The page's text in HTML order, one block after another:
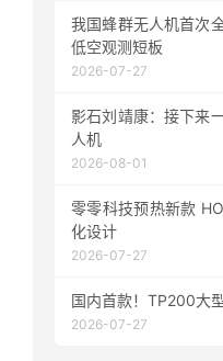
我国蜂群无人机首次
低空观测短板
2026-07-27
影石刘靖康：接下来
人机
2026-08-01
零零科技预热新款
化设计
2026-07-27
国内首款！TP200大
2026-07-27